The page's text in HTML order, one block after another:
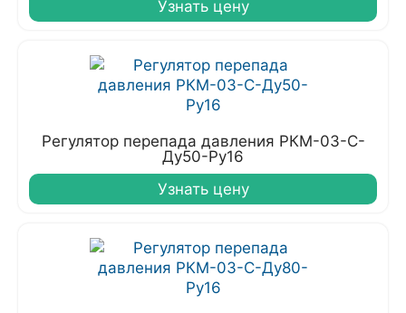
Узнать цену
Регулятор перепада давления РКМ-03-С-
Ду50-Ру16
Узнать цену